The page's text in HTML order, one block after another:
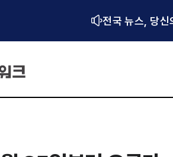
전국 뉴스, 당신